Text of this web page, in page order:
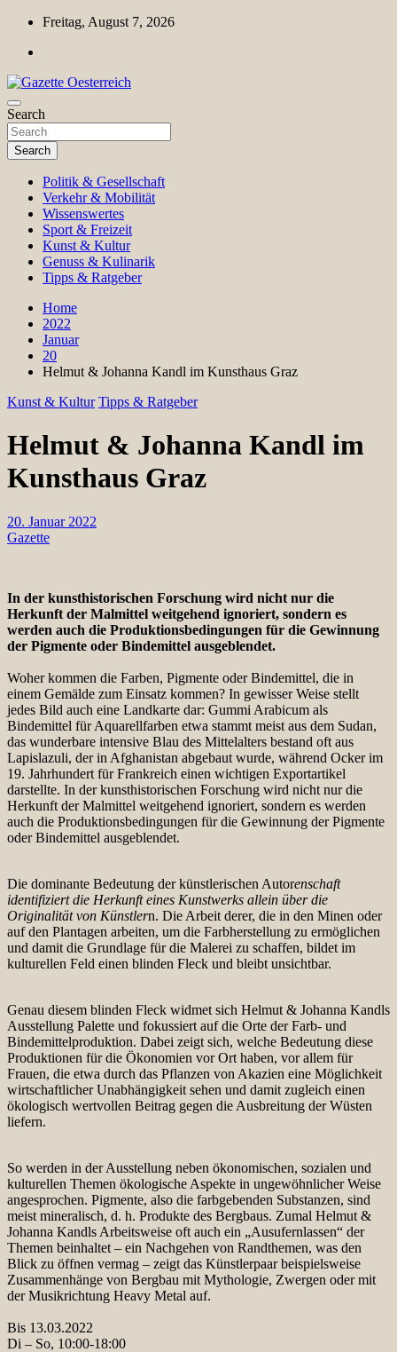
Skip
content
Freitag, August 7, 2026
Gazette Oesterreich
Magazin für Freizeit, Politik, Kultur & Wissenschaft
Search
Search
Politik & Gesellschaft
Verkehr & Mobilität
Wissenswertes
Sport & Freizeit
Kunst & Kultur
Genuss & Kulinarik
Tipps & Ratgeber
Home
2022
Januar
20
Helmut & Johanna Kandl im Kunsthaus Graz
Kunst & Kultur Tipps & Ratgeber
Helmut & Johanna Kandl im
Kunsthaus Graz
20. Januar 2022
Gazette
In der kunsthistorischen Forschung wird nicht nur die
Herkunft der Malmittel weitgehend ignoriert, sondern es
werden auch die Produktionsbedingungen für die Gewinnung
der Pigmente oder Bindemittel ausgeblendet.
Woher kommen die Farben, Pigmente oder Bindemittel, die in
einem Gemälde zum Einsatz kommen? In gewisser Weise stellt
jedes Bild auch eine Landkarte dar: Gummi Arabicum als
Bindemittel für Aquarellfarben etwa stammt meist aus dem Sudan,
das wunderbare intensive Blau des Mittelalters bestand oft aus
Lapislazuli, der in Afghanistan abgebaut wurde, während Ocker im
19. Jahrhundert für Frankreich einen wichtigen Exportartikel
darstellte. In der kunsthistorischen Forschung wird nicht nur die
Herkunft der Malmittel weitgehend ignoriert, sondern es werden
auch die Produktionsbedingungen für die Gewinnung der Pigmente
oder Bindemittel ausgeblendet.
Die dominante Bedeutung der künstlerischen Autorenschaft
identifiziert die Herkunft eines Kunstwerks allein über die
Originalität von Künstlern. Die Arbeit derer, die in den Minen oder
auf den Plantagen arbeiten, um die Farbherstellung zu ermöglichen
und damit die Grundlage für die Malerei zu schaffen, bildet im
kulturellen Feld einen blinden Fleck und bleibt unsichtbar.
Genau diesem blinden Fleck widmet sich Helmut & Johanna Kandls
Ausstellung Palette und fokussiert auf die Orte der Farb- und
Bindemittelproduktion. Dabei zeigt sich, welche Bedeutung diese
Produktionen für die Ökonomien vor Ort haben, vor allem für
Frauen, die etwa durch das Pflanzen von Akazien eine Möglichkeit
wirtschaftlicher Unabhängigkeit sehen und damit zugleich einen
ökologisch wertvollen Beitrag gegen die Ausbreitung der Wüsten
liefern.
So werden in der Ausstellung neben ökonomischen, sozialen und
kulturellen Themen ökologische Aspekte in ungewöhnlicher Weise
angesprochen. Pigmente, also die farbgebenden Substanzen, sind
meist mineralisch, d. h. Produkte des Bergbaus. Zumal Helmut &
Johanna Kandls Arbeitsweise oft auch ein „Ausufernlassen“ der
Themen beinhaltet – ein Nachgehen von Randthemen, was den
Blick zu öffnen vermag – zeigt das Künstlerpaar beispielsweise
Zusammenhänge von Bergbau mit Mythologie, Zwergen oder mit
der Musikrichtung Heavy Metal auf.
Bis 13.03.2022
Di – So, 10:00-18:00